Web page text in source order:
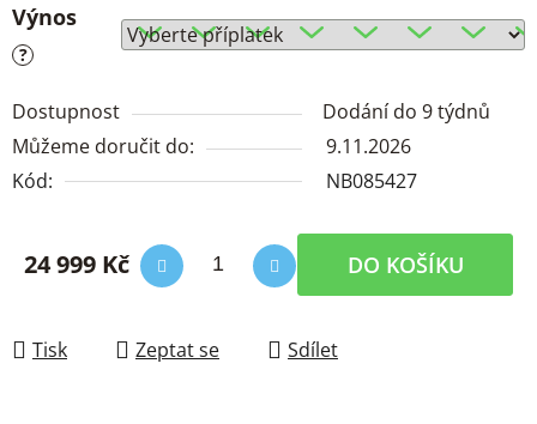
Výnos
?
Dostupnost
Dodání do 9 týdnů
Můžeme doručit do:
9.11.2026
Kód:
NB085427
24 999 Kč DO KOŠÍKU
Tisk Zeptat se Sdílet